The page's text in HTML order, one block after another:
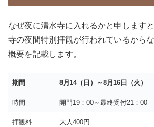
なぜ夜に清水寺に入れるかと申します
寺の夜間特別拝観が行われているから
概要を記載します。
期間 8月14（日）～8月16日（火）
時間 開門19：00～最終受付21：00
拝観料
大人400円